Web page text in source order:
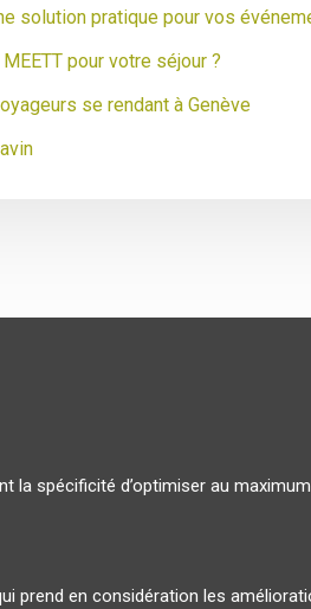
solution pratique pour vos
pour votre séjour ?
se rendant à Genève
spécificité d’optimiser au
prend en considération les